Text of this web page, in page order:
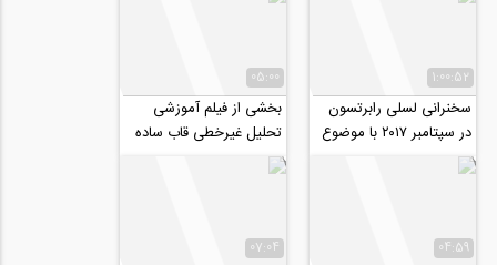
1:00:52
سخنرانی لسلی رابرتسون
در سپتامبر ۲۰۱۷ با موضوع
ساختار طرح
05:00
بخشی از فیلم آموزشی
تحلیل غیرخطی قاب ساده
با مهاربند همگرای فولادی
در نرم افزار...
04:59
07:04